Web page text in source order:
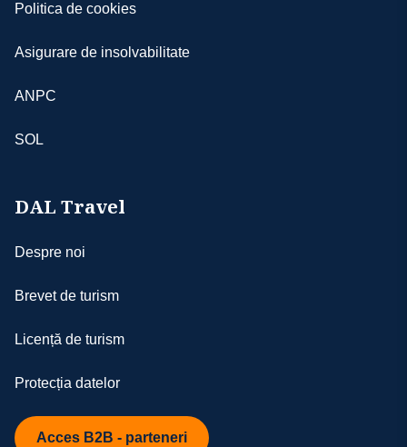
Politica de cookies
Asigurare de insolvabilitate
ANPC
SOL
DAL Travel
Despre noi
Brevet de turism
Licență de turism
Protecția datelor
Acces B2B - parteneri